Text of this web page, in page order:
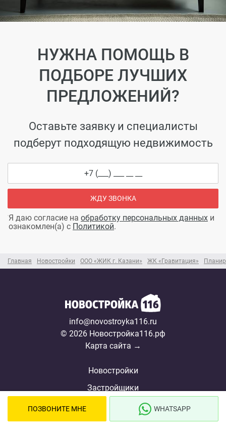
Главная Новостройки ООО «ЖИК г. Казани» ЖК «Гравитация»
НУЖНА ПОМОЩЬ В
ПОДБОРЕ ЛУЧШИХ
ПРЕДЛОЖЕНИЙ?
Оставьте заявку и специалисты
подберут подходящую недвижимость
ЖДУ ЗВОНКА
Я даю согласие на обработку персональных данных и
ознакомлен(а) с Политикой.
info@novostroyka116.ru
© 2026 Новостройка116.рф
Карта сайта →
Новостройки
Застройщики
Ипотечный калькулятор
ПОЗВОНИТЕ МНЕ WHATSAPP